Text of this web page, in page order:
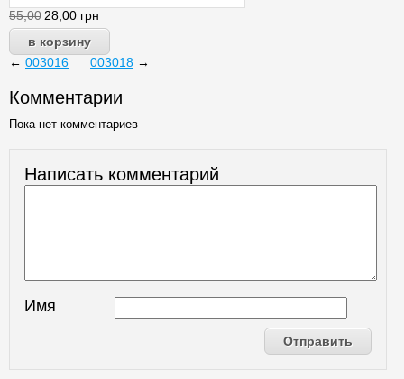
55,00 28,00 грн
← 003016 003018 →
Комментарии
Пока нет комментариев
Написать комментарий
Имя